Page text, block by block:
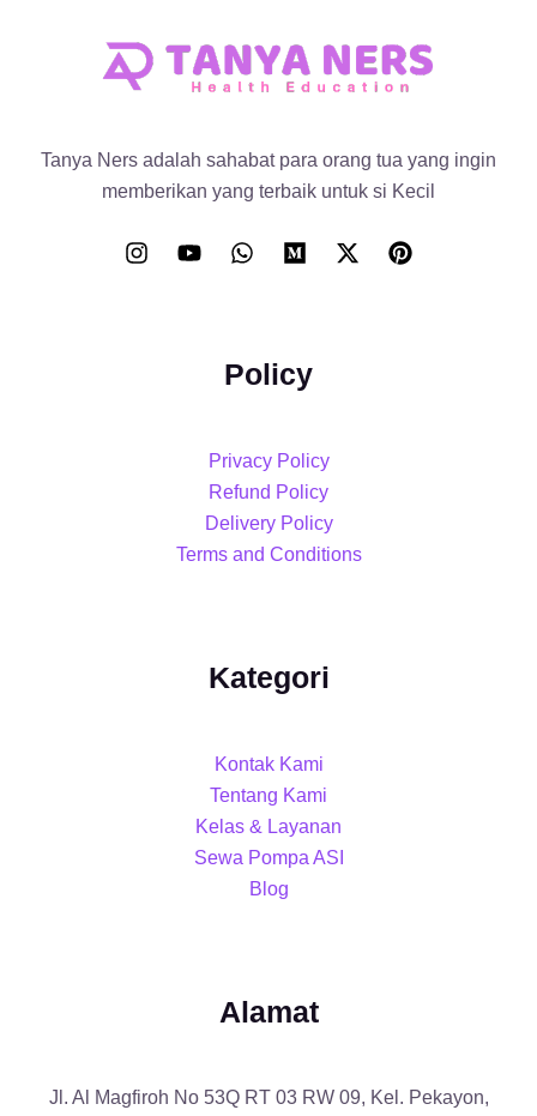
Tanya Ners adalah sahabat para orang tua yang ingin
memberikan yang terbaik untuk si Kecil
Policy
Privacy Policy
Refund Policy
Delivery Policy
Terms and Conditions
Kategori
Kontak Kami
Tentang Kami
Kelas & Layanan
Sewa Pompa ASI
Blog
Alamat
Jl. Al Magfiroh No 53Q RT 03 RW 09, Kel. Pekayon,